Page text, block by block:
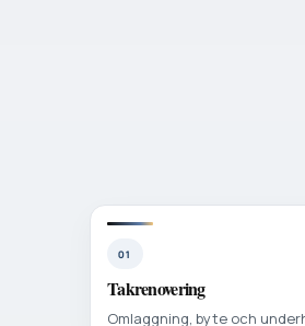
01
Takrenovering
Omlaggning, byte och